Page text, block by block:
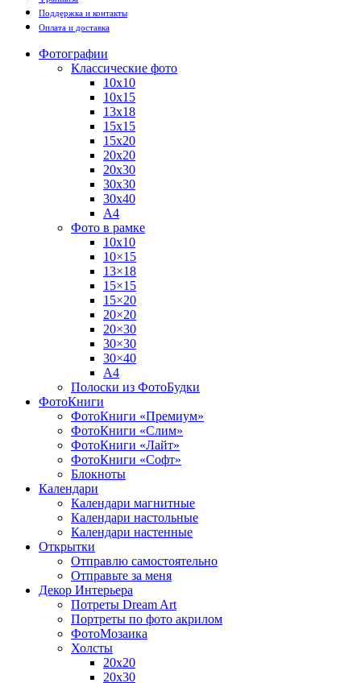
Поддержка и контакты
Оплата и доставка
Фотографии
Классические фото
10х10
10х15
13х18
15х15
15х20
20х20
20х30
30х30
30х40
А4
Фото в рамке
10х10
10×15
13×18
15×15
15×20
20×20
20×30
30×30
30×40
A4
Полоски из ФотоБудки
ФотоКниги
ФотоКниги «Премиум»
ФотоКниги «Слим»
ФотоКниги «Лайт»
ФотоКниги «Софт»
Блокноты
Календари
Календари магнитные
Календари настольные
Календари настенные
Открытки
Отправлю самостоятельно
Отправьте за меня
Декор Интерьера
Потреты Dream Art
Портреты по фото акрилом
ФотоМозаика
Холсты
20х20
20х30